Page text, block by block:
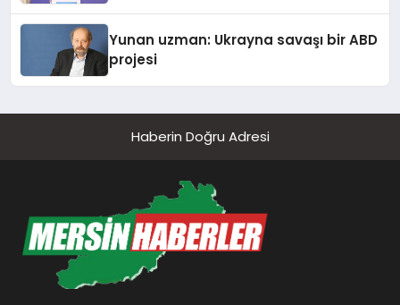
Yunan uzman: Ukrayna savaşı bir ABD
projesi
Haberin Doğru Adresi